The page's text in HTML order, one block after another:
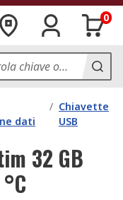
0
dati
/ Chiavette
USB
32 GB